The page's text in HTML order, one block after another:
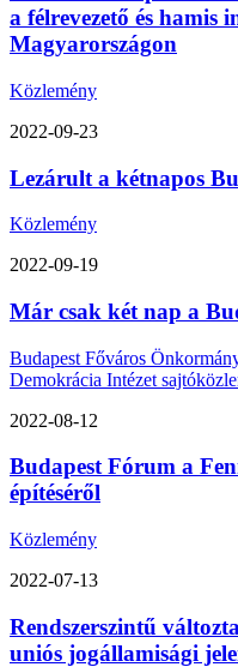
a félrevezető és hamis
Magyarországon
Közlemény
2022-09-23
Lezárult a kétnapos
Közlemény
2022-09-19
Már csak két nap a
Budapest Főváros
Demokrácia Intézet
2022-08-12
Budapest Fórum a
építéséről
Közlemény
2022-07-13
Rendszerszintű
uniós jogállamisági